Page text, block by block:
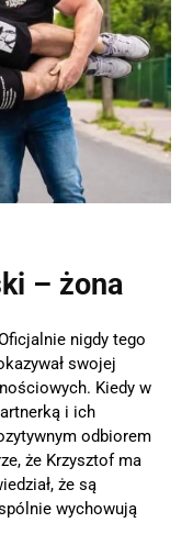
– żona
nigdy tego
swojej
Kiedy w
i ich
odbiorem
że Krzysztof ma
że są
wychowują